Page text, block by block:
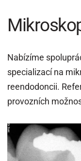
Nabízíme
specializací na
reendodoncii.
provozních